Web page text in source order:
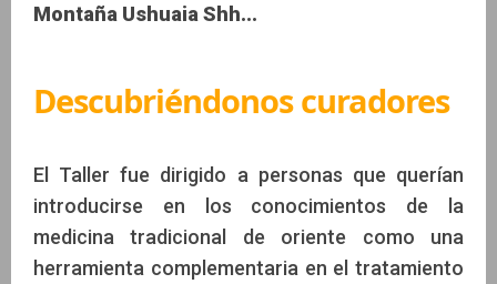
Montaña Ushuaia Shh...
Descubriéndonos curadores
El Taller fue dirigido a personas que querían
introducirse en los conocimientos de la
medicina tradicional de oriente como una
herramienta complementaria en el tratamiento